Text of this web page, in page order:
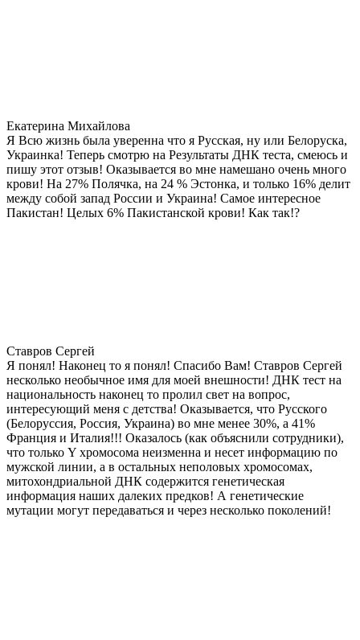
Екатерина Михайлова
Я Всю жизнь была уверенна что я Русская, ну или Белоруска,
Украинка! Теперь смотрю на Результаты ДНК теста, смеюсь и
пишу этот отзыв! Оказывается во мне намешано очень много
крови! На 27% Полячка, на 24 % Эстонка, и только 16% делит
между собой запад России и Украина! Самое интересное
Пакистан! Целых 6% Пакистанской крови! Как так!?
Ставров Сергей
Я понял! Наконец то я понял! Спасибо Вам! Ставров Сергей
несколько необычное имя для моей внешности! ДНК тест на
национальность наконец то пролил свет на вопрос,
интересующий меня с детства! Оказывается, что Русского
(Белоруссия, Россия, Украина) во мне менее 30%, а 41%
Франция и Италия!!! Оказалось (как объяснили сотрудники),
что только Y хромосома неизменна и несет информацию по
мужской линии, а в остальных неполовых хромосомах,
митохондриальной ДНК содержится генетическая
информация наших далеких предков! А генетические
мутации могут передаваться и через несколько поколений!